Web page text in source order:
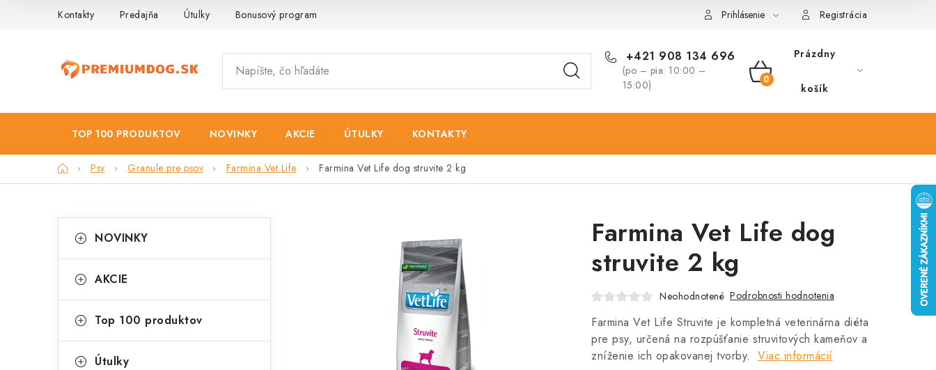
Kontakty Predajňa Útulky Bonusový program Prihlásenie Registrácia
+421 908 134 696
(po – pia: 10:00 –
15:00)
NÁKUPNÝ
Prázdny
košík
TOP 100 PRODUKTOV NOVINKY AKCIE ÚTULKY KONTAKTY
DomovPsy Granule pre psov Farmina Vet Life Farmina Vet Life dog struvite 2 kg
o
n
ý
kategórie
a
e
ó
NOVINKY
AKCIE
Top 100 produktov
Útulky
Farmina Vet Life dog
struvite 2 kg
Neohodnotené Podrobnosti hodnotenia
Farmina Vet Life Struvite je kompletná veterinárna diéta
pre psy, určená na rozpúšťanie struvitových kameňov a
zníženie ich opakovanej tvorby. Viac informácií